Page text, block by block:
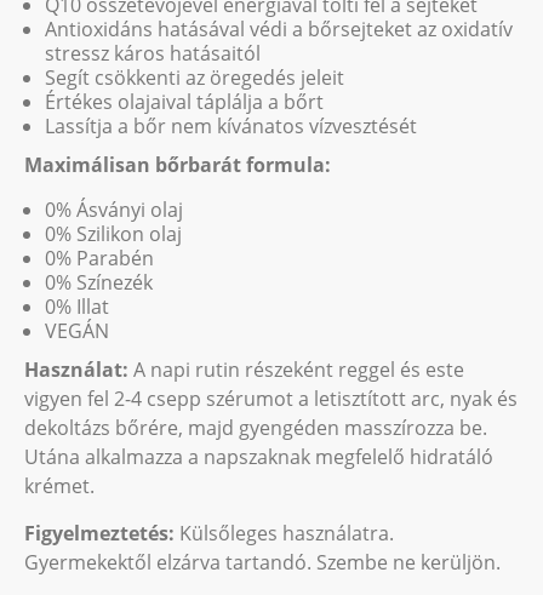
Antioxidáns hatásával védi a bőrsejteket az oxidatív
stressz káros hatásaitól
Segít csökkenti az öregedés jeleit
Értékes olajaival táplálja a bőrt
Lassítja a bőr nem kívánatos vízvesztését
Maximálisan bőrbarát formula:
0% Ásványi olaj
0% Szilikon olaj
0% Parabén
0% Színezék
0% Illat
VEGÁN
Használat: A napi rutin részeként reggel és este
vigyen fel 2-4 csepp szérumot a letisztított arc, nyak és
dekoltázs bőrére, majd gyengéden masszírozza be.
Utána alkalmazza a napszaknak megfelelő hidratáló
krémet.
Figyelmeztetés: Külsőleges használatra.
Gyermekektől elzárva tartandó. Szembe ne kerüljön.